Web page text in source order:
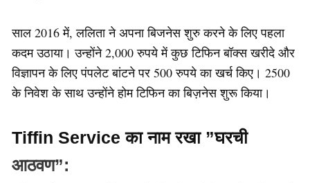
साल 2016 में, ललिता ने अपना बिजनेस शुरु करने के लिए पहला
कदम उठाया। उन्होंने 2,000 रुपये में कुछ टिफिन बॉक्स खरीदे और
विज्ञापन के लिए पंपलेट बांटने पर 500 रुपये का खर्च किए। 2500
के निवेश के साथ उन्होंने होम टिफिन का बिज़नेस शुरू किया।
Tiffin Service का नाम रखा ”घरची
आठवण”: